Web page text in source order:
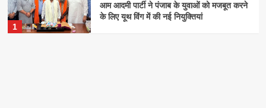
1
आम आदमी पार्टी ने पंजाब के युवाओं को मजबूत करने
के लिए यूथ विंग में की नई नियुक्तियां